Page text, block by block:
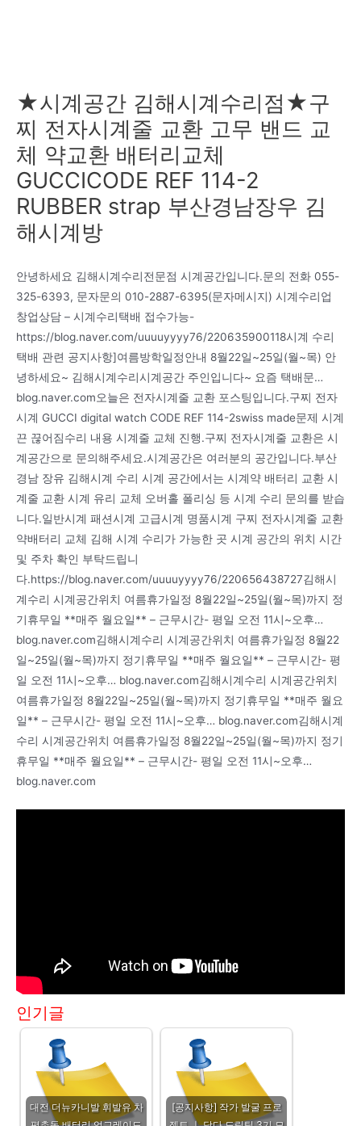
★시계공간 김해시계수리점★구
찌 전자시계줄 교환 고무 밴드 교
체 약교환 배터리교체
GUCCICODE REF 114-2
RUBBER strap 부산경남장우 김
해시계방
안녕하세요 김해시계수리전문점 시계공간입니다.문의 전화 055-
325-6393, 문자문의 010-2887-6395(문자메시지) 시계수리업
창업상담 – 시계수리택배 접수가능-
https://blog.naver.com/uuuuyyyy76/220635900118시계 수리
택배 관련 공지사항]여름방학일정안내 8월22일~25일(월~목) 안
녕하세요~ 김해시계수리시계공간 주인입니다~ 요즘 택배문…
blog.naver.com오늘은 전자시계줄 교환 포스팅입니다.구찌 전자
시계 GUCCI digital watch CODE REF 114-2swiss made문제 시계
끈 끊어짐수리 내용 시계줄 교체 진행.구찌 전자시계줄 교환은 시
계공간으로 문의해주세요.시계공간은 여러분의 공간입니다.부산
경남 장유 김해시계 수리 시계 공간에서는 시계약 배터리 교환 시
계줄 교환 시계 유리 교체 오버홀 폴리싱 등 시계 수리 문의를 받습
니다.일반시계 패션시계 고급시계 명품시계 구찌 전자시계줄 교환
약배터리 교체 김해 시계 수리가 가능한 곳 시계 공간의 위치 시간
및 주차 확인 부탁드립니
다.https://blog.naver.com/uuuuyyyy76/220656438727김해시
계수리 시계공간위치 여름휴가일정 8월22일~25일(월~목)까지 정
기휴무일 **매주 월요일** – 근무시간- 평일 오전 11시~오후…
blog.naver.com김해시계수리 시계공간위치 여름휴가일정 8월22
일~25일(월~목)까지 정기휴무일 **매주 월요일** – 근무시간- 평
일 오전 11시~오후… blog.naver.com김해시계수리 시계공간위치
여름휴가일정 8월22일~25일(월~목)까지 정기휴무일 **매주 월요
일** – 근무시간- 평일 오전 11시~오후… blog.naver.com김해시계
수리 시계공간위치 여름휴가일정 8월22일~25일(월~목)까지 정기
휴무일 **매주 월요일** – 근무시간- 평일 오전 11시~오후…
blog.naver.com
인기글
대전 더뉴카니발 휘발유 차
[공지사항] 작가 발굴 프로